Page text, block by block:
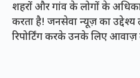
शहरों और गांव के लोगों के
करता है! जनसेवा न्यूज़ का उद्देश्य
रिपोर्टिंग करके उनके लिए आवाज़